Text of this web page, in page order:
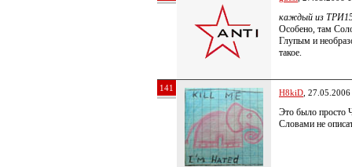
каждый из ТРИ15
Особено, там
Глупым и
такое.
141 H8kiD ,
Это было просто
Словами не